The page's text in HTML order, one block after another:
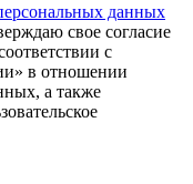
данных
свое согласие
с
в отношении
а также